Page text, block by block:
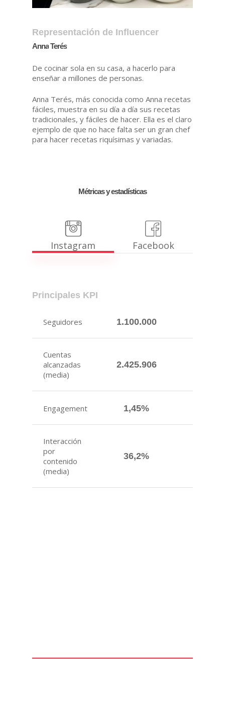
Representación de Influencer
AnnaTerés
De cocinar sola en su casa, a hacerlo para
enseñar a millones de personas.
Anna Terés, más conocida como Anna recetas
fáciles, muestra en su día a día sus recetas
tradicionales, y fáciles de hacer. Ella es el claro
ejemplo de que no hace falta ser un gran chef
para hacer recetas riquísimas y variadas.
Métricas y estadísticas
Instagram Facebook
Principales KPI
Seguidores 1.100.000
Cuentas
alcanzadas
(media)
2.425.906
Engagement 1,45%
Interacción
por
contenido
(media)
36,2%